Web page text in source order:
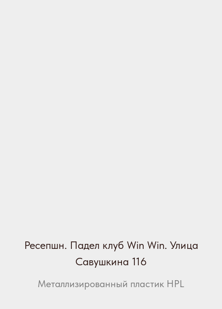
Ресепшн. Падел клуб Win Win. Улица
Савушкина 116
Металлизированный пластик HPL